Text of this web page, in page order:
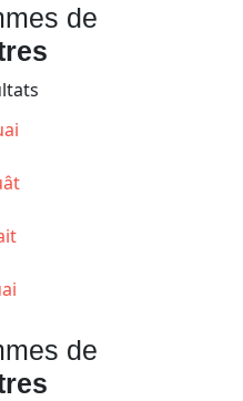
de
de